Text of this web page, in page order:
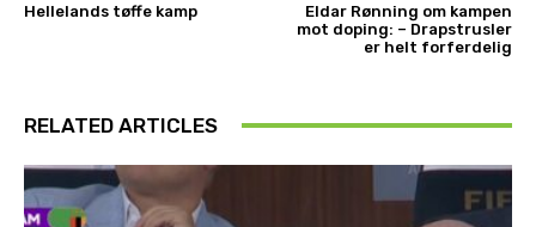
Hellelands tøffe kamp
Eldar Rønning om kampen
mot doping: – Drapstrusler
er helt forferdelig
RELATED ARTICLES